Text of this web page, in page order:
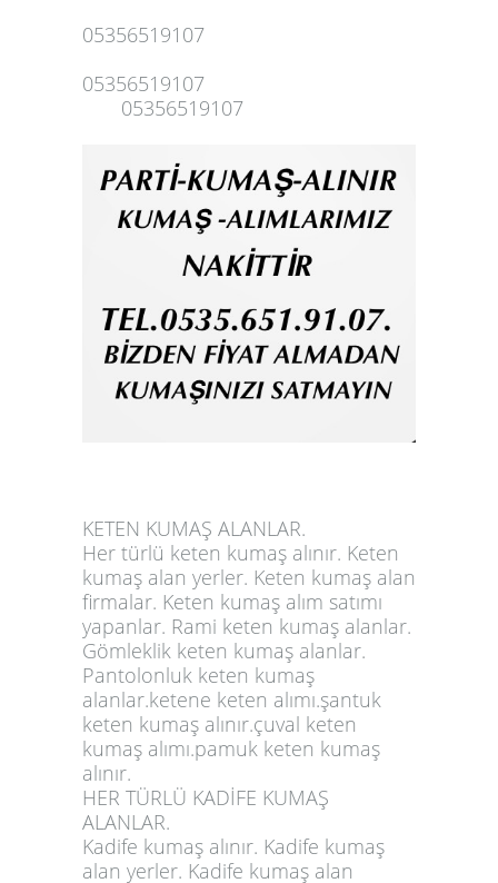
05356519107
05356519107
05356519107
KETEN KUMAŞ ALANLAR.
Her türlü keten kumaş alınır. Keten
kumaş alan yerler. Keten kumaş alan
firmalar. Keten kumaş alım satımı
yapanlar. Rami keten kumaş alanlar.
Gömleklik keten kumaş alanlar.
Pantolonluk keten kumaş
alanlar.ketene keten alımı.şantuk
keten kumaş alınır.çuval keten
kumaş alımı.pamuk keten kumaş
alınır.
HER TÜRLÜ KADİFE KUMAŞ
ALANLAR.
Kadife kumaş alınır. Kadife kumaş
alan yerler. Kadife kumaş alan